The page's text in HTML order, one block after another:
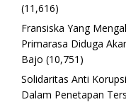
(11,616)
Fransiska Yang
Primarasa Diduga
Bajo (10,751)
Solidaritas Anti
Dalam Penetapan